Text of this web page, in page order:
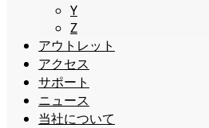
Y
Z
アウトレット
アクセス
サポート
ニュース
当社について